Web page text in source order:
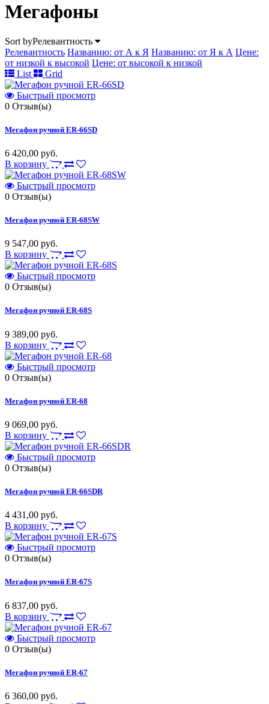
Мегафоны
Sort byРелевантность
Релевантность Названию: от А к Я Названию: от Я к А Цене:
от низкой к высокой Цене: от высокой к низкой
List
Grid
Быстрый просмотр
0 Отзыв(ы)
Мегафон ручной ER-66SD
6 420,00 руб.
В корзину
Быстрый просмотр
0 Отзыв(ы)
Мегафон ручной ER-68SW
9 547,00 руб.
В корзину
Быстрый просмотр
0 Отзыв(ы)
Мегафон ручной ER-68S
9 389,00 руб.
В корзину
Быстрый просмотр
0 Отзыв(ы)
Мегафон ручной ER-68
9 069,00 руб.
В корзину
Быстрый просмотр
0 Отзыв(ы)
Мегафон ручной ER-66SDR
4 431,00 руб.
В корзину
Быстрый просмотр
0 Отзыв(ы)
Мегафон ручной ER-67S
6 837,00 руб.
В корзину
Быстрый просмотр
0 Отзыв(ы)
Мегафон ручной ER-67
6 360,00 руб.